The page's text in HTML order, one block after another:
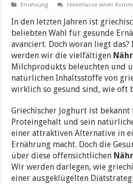
Ernährung Hinterlasse einen
In den letzten Jahren ist
beliebten Wahl für gesunde
avanciert. Doch woran liegt
werden wir die vielfältigen
Milchprodukts beleuchten und
natürlichen Inhaltsstoffe von
wirklich so gesund sind, wie oft
Griechischer Joghurt ist bekannt
Proteingehalt und sein
einer attraktiven Alternative in
Ernährung macht. Doch die
über diese offensichtlichen
Wir werden darlegen, wie
einer ausgeklügelten